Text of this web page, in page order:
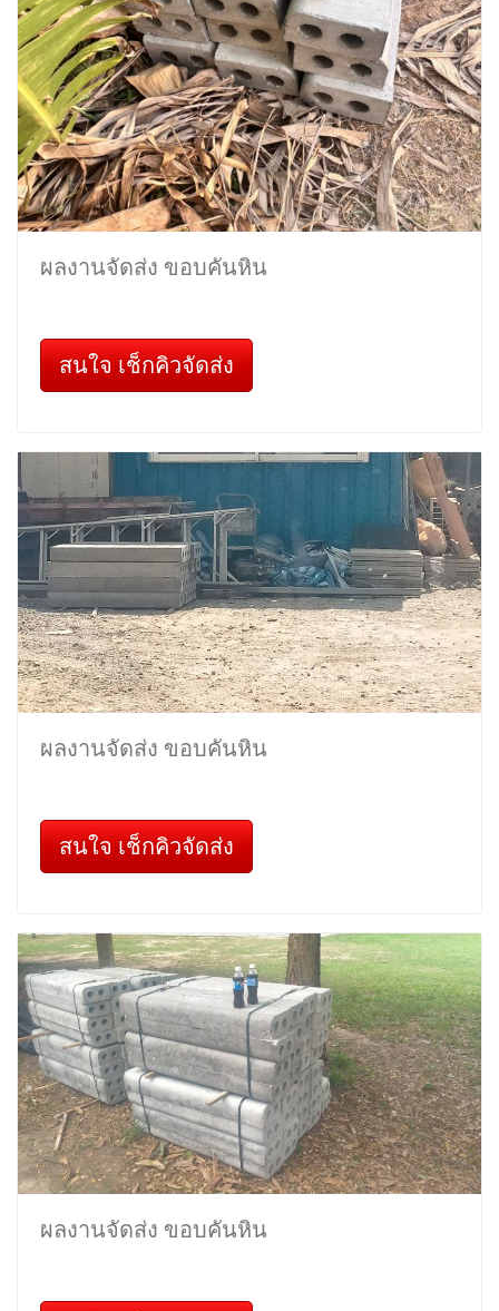
ผลงานจัดส่ง ขอบคันหิน
สนใจ เช็กคิวจัดส่ง
ผลงานจัดส่ง ขอบคันหิน
สนใจ เช็กคิวจัดส่ง
ผลงานจัดส่ง ขอบคันหิน